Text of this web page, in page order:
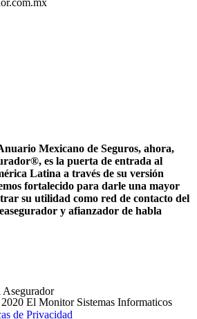
Mexicano de Seguros, ahora,
es la puerta de entrada al
Latina a través de su versión
fortalecido para darle una mayor
su utilidad como red de contacto del
y afianzador de habla
El Monitor Sistemas Informaticos
de Privacidad